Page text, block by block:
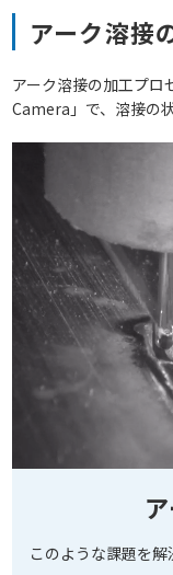
アーク溶接
アーク溶接の加工プ
Camera」で、溶接の
このような課題を解